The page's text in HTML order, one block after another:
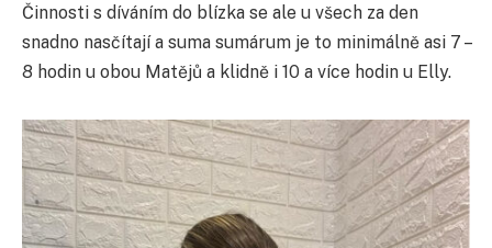
Činnosti s díváním do blízka se ale u všech za den
snadno nasčítají a suma sumárum je to minimálně asi 7 –
8 hodin u obou Matějů a klidně i 10 a více hodin u Elly.